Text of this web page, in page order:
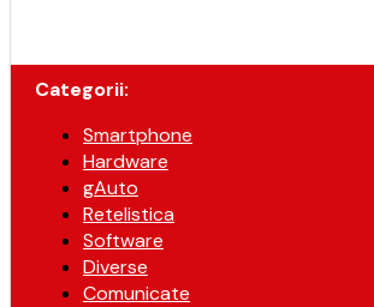
Categorii:
Smartphone
Hardware
gAuto
Retelistica
Software
Diverse
Comunicate